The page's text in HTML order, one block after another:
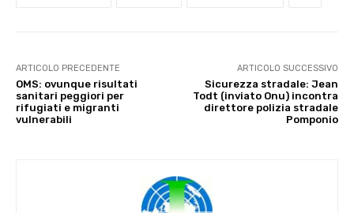
ARTICOLO PRECEDENTE
OMS: ovunque risultati
sanitari peggiori per
rifugiati e migranti
vulnerabili
ARTICOLO SUCCESSIVO
Sicurezza stradale: Jean
Todt (inviato Onu) incontra
direttore polizia stradale
Pomponio